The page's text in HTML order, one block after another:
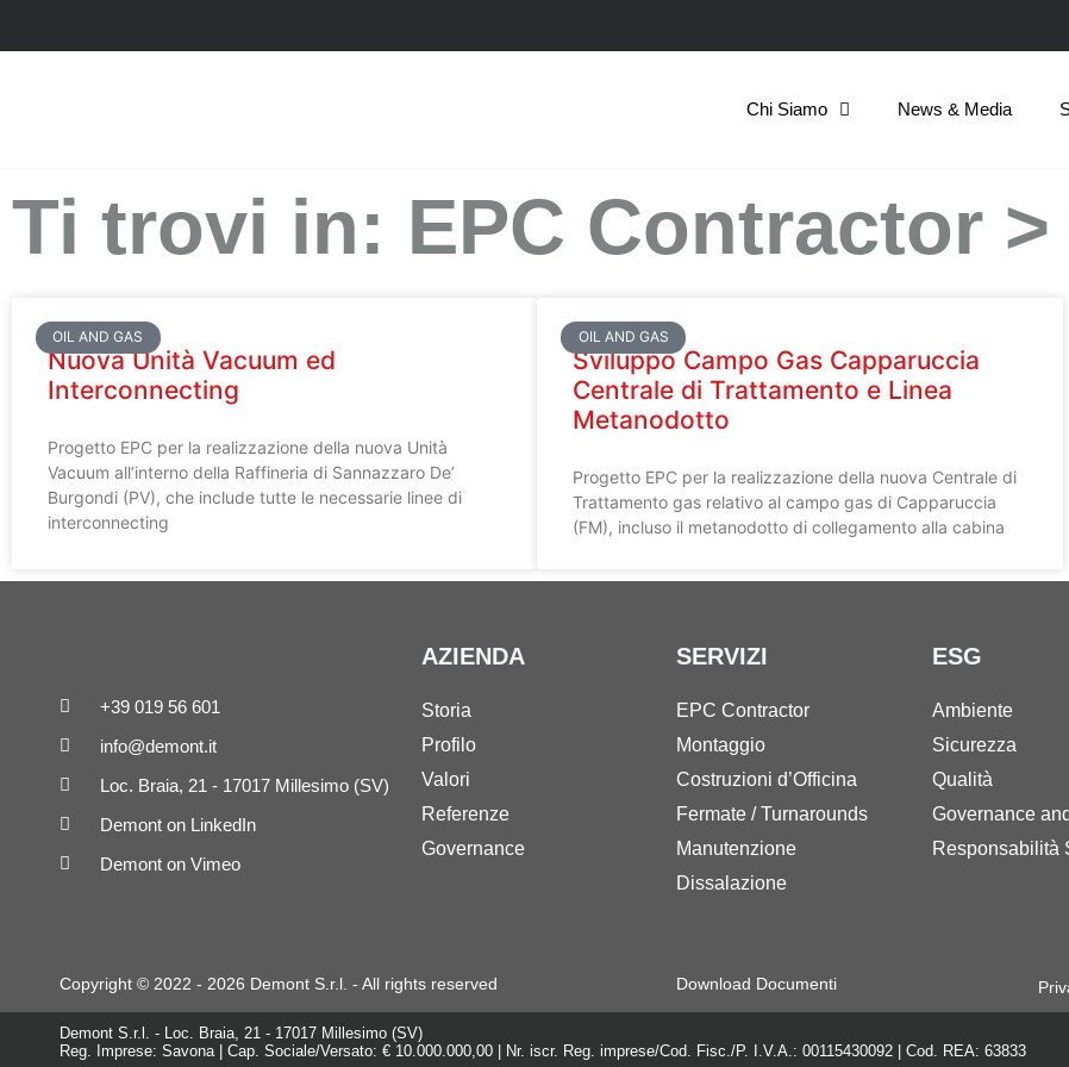
Chi Siamo News & Media
Ti trovi in: EPC Contractor >
OIL AND GAS
Nuova Unità Vacuum ed
Interconnecting
Progetto EPC per la realizzazione della nuova Unità
Vacuum all’interno della Raffineria di Sannazzaro De’
Burgondi (PV), che include tutte le necessarie linee di
interconnecting
OIL AND GAS
Sviluppo Campo Gas Capparuccia
Centrale di Trattamento e Linea
Metanodotto
Progetto EPC per la realizzazione della nuova Centrale di
Trattamento gas relativo al campo gas di Capparuccia
(FM), incluso il metanodotto di collegamento alla cabina
+39 019 56 601
info@demont.it
Loc. Braia, 21 - 17017 Millesimo (SV)
Demont on LinkedIn
Demont on Vimeo
AZIENDA
Storia
Profilo
Valori
Referenze
Governance
SERVIZI
EPC Contractor
Montaggio
Costruzioni d’Officina
Fermate / Turnarounds
Manutenzione
Dissalazione
ESG
Ambiente
Sicurezza
Qualità
Governance
Responsabilità
Copyright © 2022 - 2026 Demont S.r.l. - All rights reserved Download Documenti
Demont S.r.l. - Loc. Braia, 21 - 17017 Millesimo (SV)
Reg. Imprese: Savona | Cap. Sociale/Versato: € 10.000.000,00 | Nr. iscr. Reg. imprese/Cod. Fisc./P. I.V.A.: 00115430092 | Cod. REA: 63833